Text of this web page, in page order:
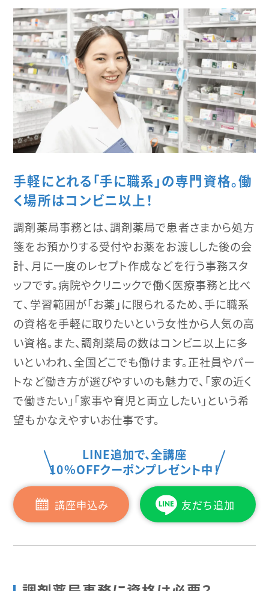
手軽にとれる「手に職系」の専門資格。働
く場所はコンビニ以上！
調剤薬局事務とは、調剤薬局で患者さまから処方
箋をお預かりする受付やお薬をお渡しした後の会
計、月に一度のレセプト作成などを行う事務スタ
ッフです。病院やクリニックで働く医療事務と比べ
て、学習範囲が「お薬」に限られるため、手に職系
の資格を手軽に取りたいという女性から人気の高
い資格。また、調剤薬局の数はコンビニ以上に多
いといわれ、全国どこでも働けます。正社員やパー
トなど働き方が選びやすいのも魅力で、「家の近く
で働きたい」「家事や育児と両立したい」という希
望もかなえやすいお仕事です。
LINE追加で、全講座
10%OFFクーポンプレゼント中！
講座申込み 友だち追加